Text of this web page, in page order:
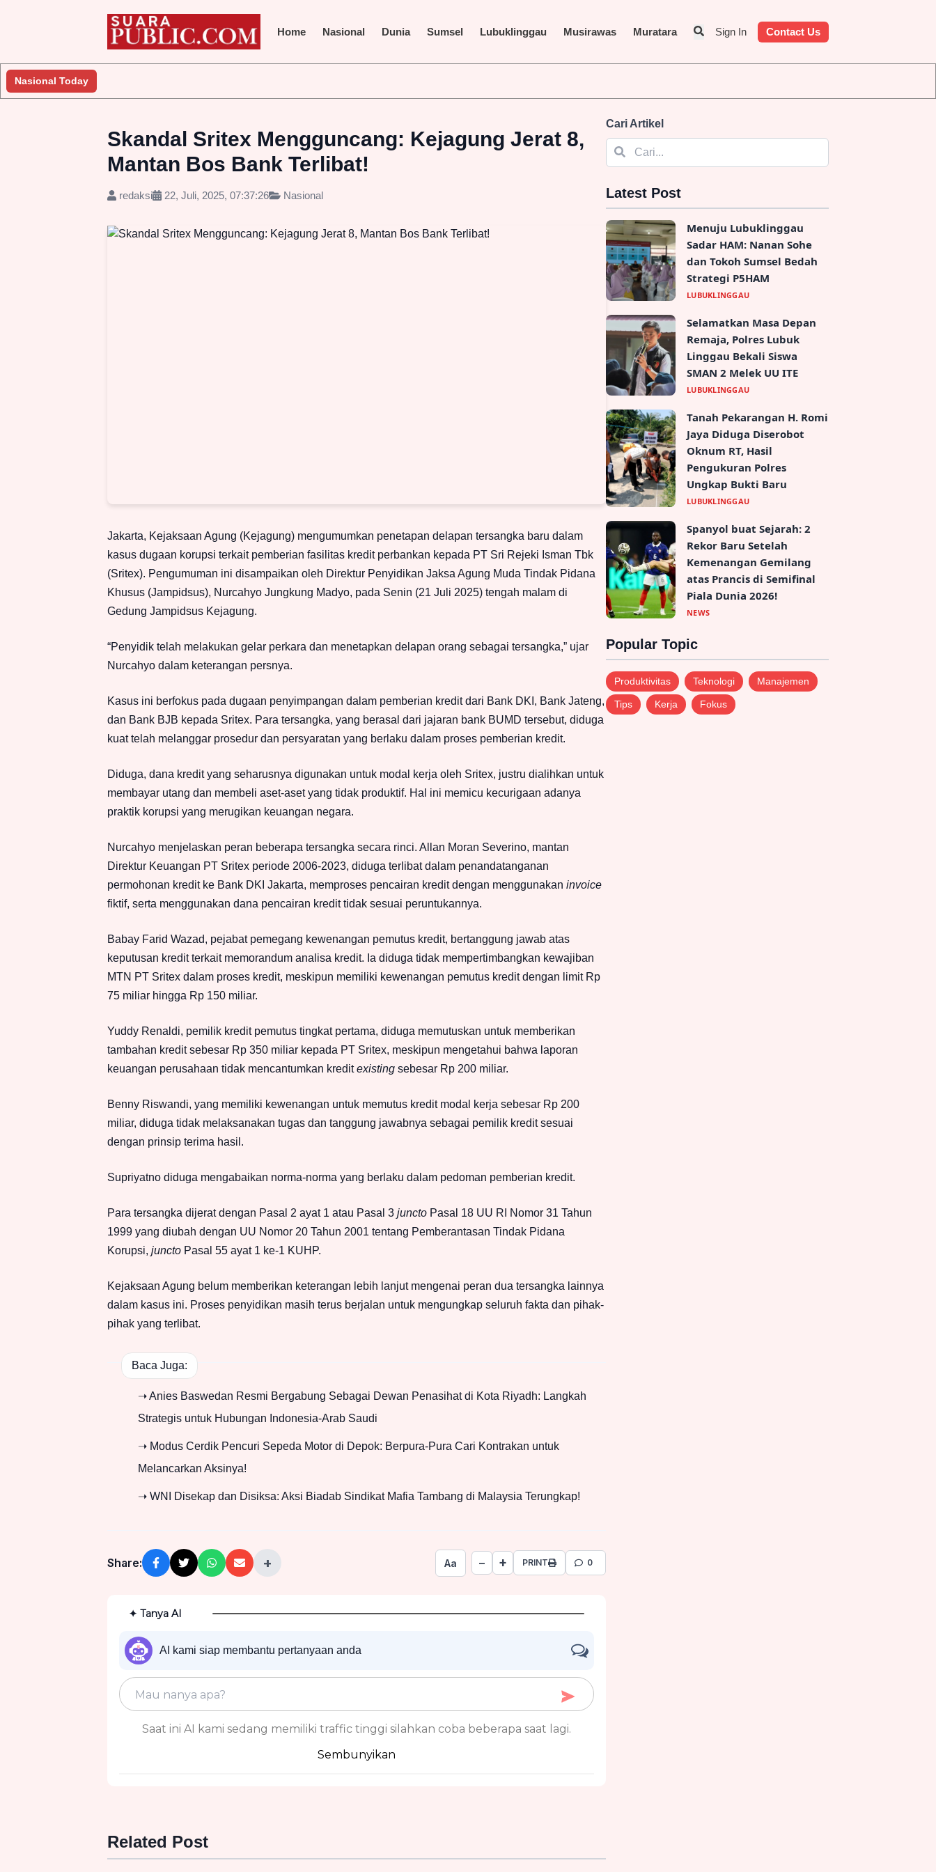
Home Nasional Dunia Sumsel Lubuklinggau Musirawas Muratara Sign In Contact Us
Nasional Today
Skandal Sritex Mengguncang: Kejagung Jerat 8,
Mantan Bos Bank Terlibat!
redaksi 22, Juli, 2025, 07:37:26 Nasional
Jakarta, Kejaksaan Agung (Kejagung) mengumumkan penetapan delapan tersangka baru dalam
kasus dugaan korupsi terkait pemberian fasilitas kredit perbankan kepada PT Sri Rejeki Isman Tbk
(Sritex). Pengumuman ini disampaikan oleh Direktur Penyidikan Jaksa Agung Muda Tindak Pidana
Khusus (Jampidsus), Nurcahyo Jungkung Madyo, pada Senin (21 Juli 2025) tengah malam di
Gedung Jampidsus Kejagung.
“Penyidik telah melakukan gelar perkara dan menetapkan delapan orang sebagai tersangka,” ujar
Nurcahyo dalam keterangan persnya.
Kasus ini berfokus pada dugaan penyimpangan dalam pemberian kredit dari Bank DKI, Bank Jateng,
dan Bank BJB kepada Sritex. Para tersangka, yang berasal dari jajaran bank BUMD tersebut, diduga
kuat telah melanggar prosedur dan persyaratan yang berlaku dalam proses pemberian kredit.
Diduga, dana kredit yang seharusnya digunakan untuk modal kerja oleh Sritex, justru dialihkan untuk
membayar utang dan membeli aset-aset yang tidak produktif. Hal ini memicu kecurigaan adanya
praktik korupsi yang merugikan keuangan negara.
Nurcahyo menjelaskan peran beberapa tersangka secara rinci. Allan Moran Severino, mantan
Direktur Keuangan PT Sritex periode 2006-2023, diduga terlibat dalam penandatanganan
permohonan kredit ke Bank DKI Jakarta, memproses pencairan kredit dengan menggunakan invoice
fiktif, serta menggunakan dana pencairan kredit tidak sesuai peruntukannya.
Babay Farid Wazad, pejabat pemegang kewenangan pemutus kredit, bertanggung jawab atas
keputusan kredit terkait memorandum analisa kredit. Ia diduga tidak mempertimbangkan kewajiban
MTN PT Sritex dalam proses kredit, meskipun memiliki kewenangan pemutus kredit dengan limit Rp
75 miliar hingga Rp 150 miliar.
Yuddy Renaldi, pemilik kredit pemutus tingkat pertama, diduga memutuskan untuk memberikan
tambahan kredit sebesar Rp 350 miliar kepada PT Sritex, meskipun mengetahui bahwa laporan
keuangan perusahaan tidak mencantumkan kreditexisting sebesar Rp 200 miliar.
Benny Riswandi, yang memiliki kewenangan untuk memutus kredit modal kerja sebesar Rp 200
miliar, diduga tidak melaksanakan tugas dan tanggung jawabnya sebagai pemilik kredit sesuai
dengan prinsip terima hasil.
Supriyatno diduga mengabaikan norma-norma yang berlaku dalam pedoman pemberian kredit.
Para tersangka dijerat dengan Pasal 2 ayat 1 atau Pasal 3 juncto Pasal 18 UU RI Nomor 31 Tahun
1999 yang diubah dengan UU Nomor 20 Tahun 2001 tentang Pemberantasan Tindak Pidana
Korupsi, juncto Pasal 55 ayat 1 ke-1 KUHP.
Kejaksaan Agung belum memberikan keterangan lebih lanjut mengenai peran dua tersangka lainnya
dalam kasus ini. Proses penyidikan masih terus berjalan untuk mengungkap seluruh fakta dan pihak-
pihak yang terlibat.
Baca Juga:
➝ Anies Baswedan Resmi Bergabung Sebagai Dewan Penasihat di Kota Riyadh: Langkah
Strategis untuk Hubungan Indonesia-Arab Saudi
➝ Modus Cerdik Pencuri Sepeda Motor di Depok: Berpura-Pura Cari Kontrakan untuk
Melancarkan Aksinya!
➝ WNI Disekap dan Disiksa: Aksi Biadab Sindikat Mafia Tambang di Malaysia Terungkap!
Share: + Aa − + PRINT 0
✦ Tanya AI
AI kami siap membantu pertanyaan anda
Saat ini AI kami sedang memiliki traffic tinggi silahkan coba beberapa saat lagi.
Sembunyikan
Related Post
Cari Artikel
Latest Post
Menuju Lubuklinggau
Sadar HAM: Nanan Sohe
dan Tokoh Sumsel Bedah
Strategi P5HAM
LUBUKLINGGAU
Selamatkan Masa Depan
Remaja, Polres Lubuk
Linggau Bekali Siswa
SMAN 2 Melek UU ITE
LUBUKLINGGAU
Tanah Pekarangan H. Romi
Jaya Diduga Diserobot
Oknum RT, Hasil
Pengukuran Polres
Ungkap Bukti Baru
LUBUKLINGGAU
Spanyol buat Sejarah: 2
Rekor Baru Setelah
Kemenangan Gemilang
atas Prancis di Semifinal
Piala Dunia 2026!
NEWS
Popular Topic
Produktivitas Teknologi Manajemen
Tips Kerja Fokus